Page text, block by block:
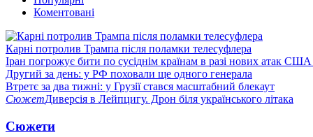
Коментовані
Карні потролив Трампа після поламки телесуфлера
Іран погрожує бити по сусіднім країнам в разі нових атак
Другий за день: у РФ поховали ще одного генерала
Втретє за два тижні: у Грузії стався масштабний блекаут
СюжетДиверсія в Лейпцигу. Дрон біля українського літака
Сюжети